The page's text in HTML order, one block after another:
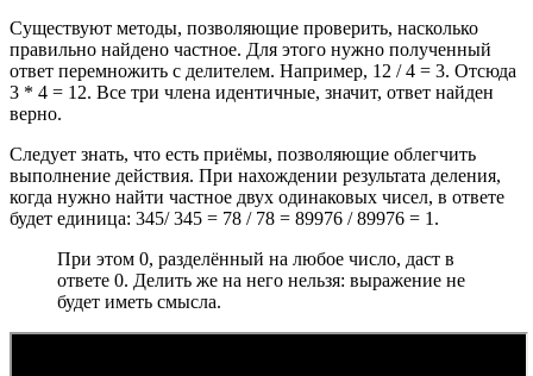
Существуют методы, позволяющие проверить, насколько
правильно найдено частное. Для этого нужно полученный
ответ перемножить с делителем. Например, 12 / 4 = 3. Отсюда
3 * 4 = 12. Все три члена идентичные, значит, ответ найден
верно.
Следует знать, что есть приёмы, позволяющие облегчить
выполнение действия. При нахождении результата деления,
когда нужно найти частное двух одинаковых чисел, в ответе
будет единица: 345/ 345 = 78 / 78 = 89976 / 89976 = 1.
При этом 0, разделённый на любое число, даст в
ответе 0. Делить же на него нельзя: выражение не
будет иметь смысла.